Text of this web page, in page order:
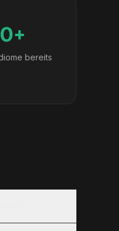
bereits